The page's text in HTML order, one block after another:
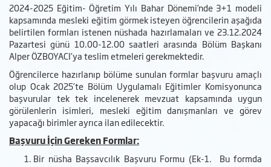
2024-2025 Eğitim- Öğretim Yılı Bahar Dönemi’nde 3+1 modeli
kapsamında mesleki eğitim görmek isteyen öğrencilerin aşağıda
belirtilen formları istenen nüshada hazırlamaları ve 23.12.2024
Pazartesi günü 10.00-12.00 saatleri arasında Bölüm Başkanı
Alper ÖZBOYACI’ya teslim etmeleri gerekmektedir.
Öğrencilerce hazırlanıp bölüme sunulan formlar başvuru amaçlı
olup Ocak 2025’te Bölüm Uygulamalı Eğitimler Komisyonunca
başvurular tek tek incelenerek mevzuat kapsamında uygun
görülenlerin isimleri, mesleki eğitim danışmanları ve görev
yapacağı birimler ayrıca ilan edilecektir.
Başvuru İçin Gereken Formlar:
Bir nüsha Başsavcılık Başvuru Formu (Ek-1. Bu formda